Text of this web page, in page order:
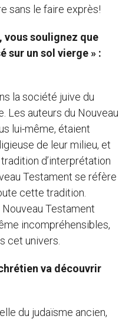
sans le faire exprès!
vous soulignez que
sur un sol vierge » :
la société juive du
Les auteurs du Nouveau
lui-même, étaient
de leur milieu, et
d’interprétation
Testament se réfère
cette tradition.
Testament
incompréhensibles,
cet univers.
va découvrir
du judaïsme ancien,